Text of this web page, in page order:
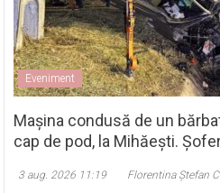
Eveniment
Mașina condusă de un
cap de pod, la Mihăești.
3 aug. 2026 11:19 Florentina Ștefan